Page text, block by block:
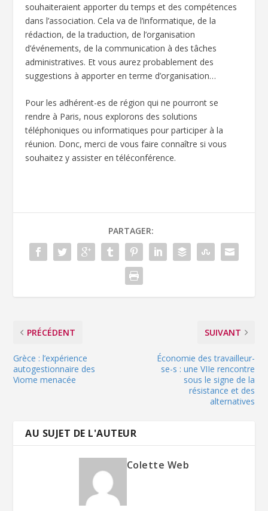
souhaiteraient apporter du temps et des compétences
dans l’association. Cela va de l’informatique, de la
rédaction, de la traduction, de l’organisation
d’événements, de la communication à des tâches
administratives. Et vous aurez probablement des
suggestions à apporter en terme d’organisation…
Pour les adhérent-es de région qui ne pourront se
rendre à Paris, nous explorons des solutions
téléphoniques ou informatiques pour participer à la
réunion. Donc, merci de vous faire connaître si vous
souhaitez y assister en téléconférence.
PARTAGER:
PRÉCÉDENT
Grèce : l’expérience
autogestionnaire des
Viome menacée
SUIVANT
Économie des travailleur-
se-s : une VIIe rencontre
sous le signe de la
résistance et des
alternatives
AU SUJET DE L'AUTEUR
Colette Web